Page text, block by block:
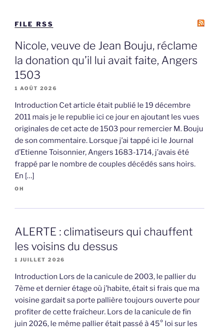
FILE RSS
Nicole, veuve de Jean Bouju, réclame
la donation qu’il lui avait faite, Angers
1503
1 AOÛT 2026
Introduction Cet article était publié le 19 décembre
2011 mais je le republie ici ce jour en ajoutant les vues
originales de cet acte de 1503 pour remercier M. Bouju
de son commentaire. Lorsque j’ai tappé ici le Journal
d’Etienne Toisonnier, Angers 1683-1714, j’avais été
frappé par le nombre de couples décédés sans hoirs.
En […]
OH
ALERTE : climatiseurs qui chauffent
les voisins du dessus
1 JUILLET 2026
Introduction Lors de la canicule de 2003, le pallier du
7ème et dernier étage où j’habite, était si frais que ma
voisine gardait sa porte pallière toujours ouverte pour
profiter de cette fraîcheur. Lors de la canicule de fin
juin 2026, le même pallier était passé à 45° loi sur les